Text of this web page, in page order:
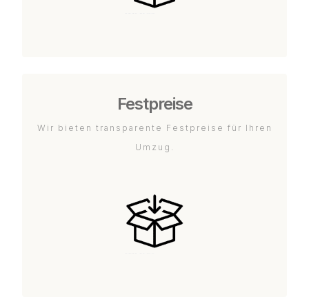
Festpreise
Wir bieten transparente Festpreise für Ihren
Umzug.